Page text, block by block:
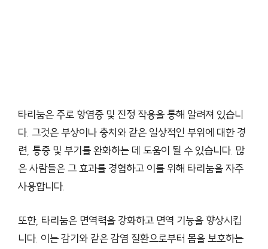
타리눔은 주로 항염증 및 진정 작용을 통해 알려져 있습니
다. 그것은 부상이나 충치와 같은 일상적인 부위에 대한 경
련, 통증 및 부기를 완화하는 데 도움이 될 수 있습니다. 많
은 사람들은 그 효과를 경험하고 이를 위해 타리눔을 자주
사용합니다.
또한, 타리눔은 면역력을 강화하고 면역 기능을 향상시킵
니다. 이는 감기와 같은 감염 질환으로부터 몸을 보호하는